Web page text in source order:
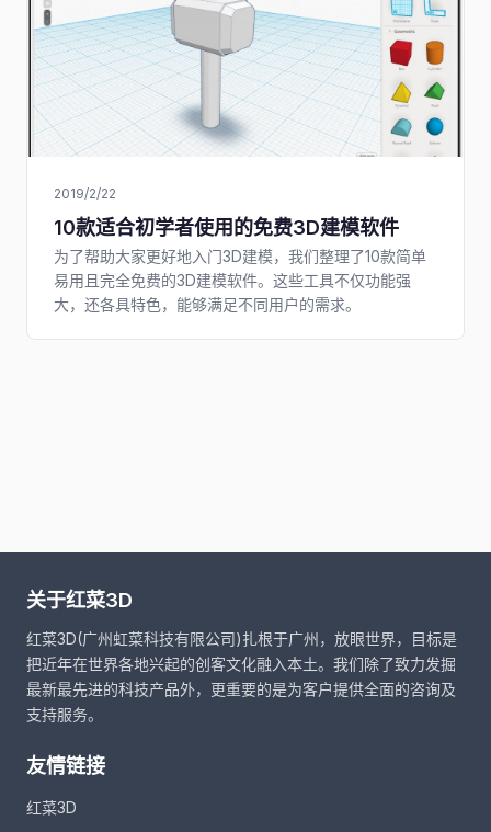
2019/2/22
10款适合初学者使用的免费3D建模软件
为了帮助大家更好地入门3D建模，我们整理了10款简单
易用且完全免费的3D建模软件。这些工具不仅功能强
大，还各具特色，能够满足不同用户的需求。
关于红菜3D
红菜3D(广州虹菜科技有限公司)扎根于广州，放眼世界，目标是
把近年在世界各地兴起的创客文化融入本土。我们除了致力发掘
最新最先进的科技产品外，更重要的是为客户提供全面的咨询及
支持服务。
友情链接
红菜3D